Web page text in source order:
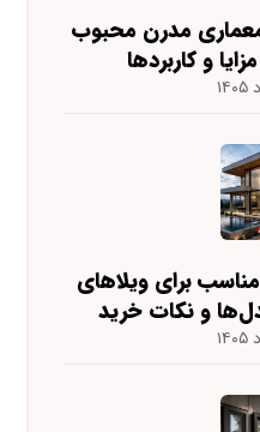
مدرن محبوب
و کاربردها
برای ویلاهای
و نکات خرید